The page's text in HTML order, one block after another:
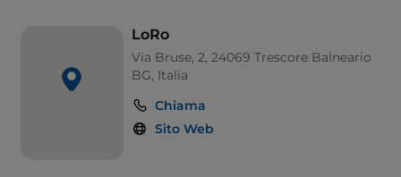
LoRo
Via Bruse, 2, 24069 Trescore Balneario
BG, Italia
Chiama
Sito Web